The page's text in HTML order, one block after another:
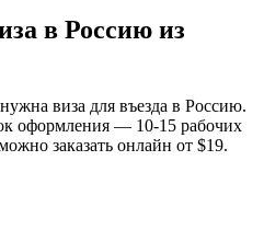
в Россию из
виза для въезда в Россию.
оформления — 10-15 рабочих
заказать онлайн от $19.